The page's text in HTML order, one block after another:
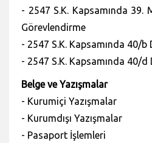
- 2547 S.K. Kapsamında 39.
Görevlendirme
- 2547 S.K. Kapsamında 40/
- 2547 S.K. Kapsamında 40/
Belge ve Yazışmalar
- Kurumiçi Yazışmalar
- Kurumdışı Yazışmalar
- Pasaport İşlemleri